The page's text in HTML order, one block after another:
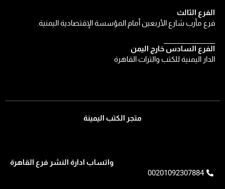
الفرع الثالث
فرع مأرب شارع الأربعين أمام المؤسسة الإقتصادية اليمنية.
الفرع السادس خارج اليمن
الدار اليمنية للكتب والتراث القاهرة
متجر الكتب اليمينة
واتساب ادارة النشر فرع القاهرة
00201092307884